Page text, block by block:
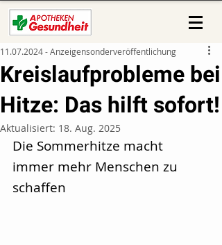
Kreislaufprobleme bei
Hitze: Das hilft sofort!
11.07.2024 - Anzeigensonderveröffentlichung
Aktualisiert: 18. Aug. 2025
Die Sommerhitze macht
immer mehr Menschen zu
schaffen